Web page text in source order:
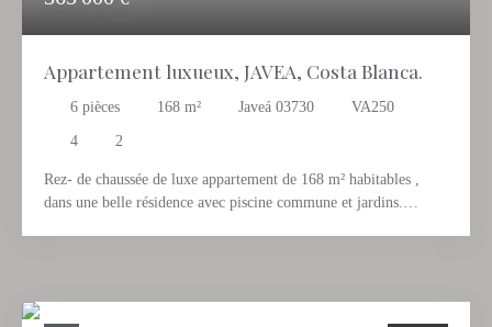
Appartement luxueux, JAVEA, Costa Blanca.
6 pièces 168 m² Javeá 03730
VA250
4
2
Rez- de chaussée de luxe appartement de 168 m² habitables ,
dans une belle résidence avec piscine commune et jardins.